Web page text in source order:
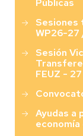
Públicas
Sesiones
WP26-27
Sesión
FEUZ -
Ayudas a